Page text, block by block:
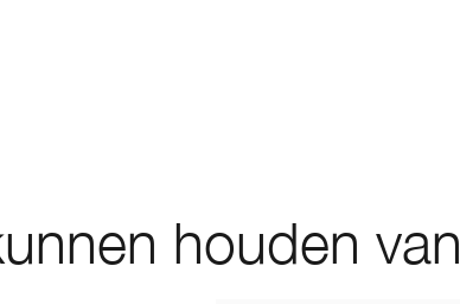
houden van